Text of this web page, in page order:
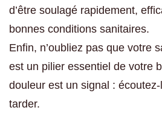
d’être soulagé rapidement,
bonnes conditions sanitaires.
Enfin, n’oubliez pas que votre
est un pilier essentiel de votre
douleur est un signal :
tarder.